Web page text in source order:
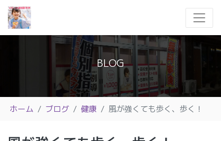
BLOG
ホーム ブログ 健康 風が強くても歩く、歩く！